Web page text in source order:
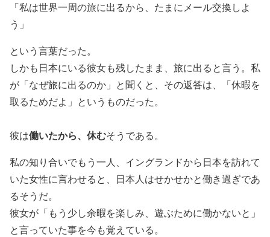
「私は世界一周の旅に出るから、たまにメール交換しよ
う」
という言葉だった。
しかも日本にいる彼女も残したまま、旅に出ると言う。 私
が「なぜ旅に出るのか」 と聞くと、その返答は、
「休暇を
取るためだよ」というものだった。
彼は働いたから、休むそうである。
私の知り合いでもう一人、イングランドから日本を訪れて
いた女性に言わせると、日本人はせかせかと働き過ぎであ
るそうだ。
彼女が「もう少し余暇を楽しみ、遊ぶために働かないと」
と言っていた事を今も覚えている。